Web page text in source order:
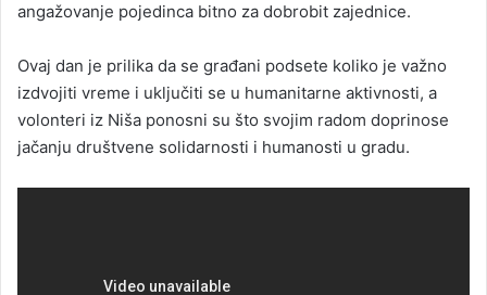
angažovanje pojedinca bitno za dobrobit zajednice.
Ovaj dan je prilika da se građani podsete koliko je važno
izdvojiti vreme i uključiti se u humanitarne aktivnosti, a
volonteri iz Niša ponosni su što svojim radom doprinose
jačanju društvene solidarnosti i humanosti u gradu.